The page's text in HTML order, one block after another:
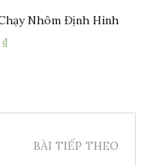
Nhôm Định Hình
₫
BÀI TIẾP THEO